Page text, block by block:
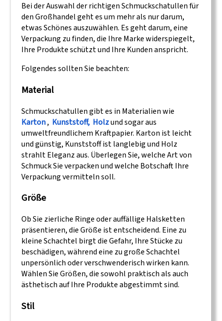
Bei der Auswahl der richtigen Schmuckschatullen für
den Großhandel geht es um mehr als nur darum,
etwas Schönes auszuwählen. Es geht darum, eine
Verpackung zu finden, die Ihre Marke widerspiegelt,
Ihre Produkte schützt und Ihre Kunden anspricht.
Folgendes sollten Sie beachten:
Material
Schmuckschatullen gibt es in Materialien wie
Karton, Kunststoff, Holzund sogar aus
umweltfreundlichem Kraftpapier. Karton ist leicht
und günstig, Kunststoff ist langlebig und Holz
strahlt Eleganz aus. Überlegen Sie, welche Art von
Schmuck Sie verpacken und welche Botschaft Ihre
Verpackung vermitteln soll.
Größe
Ob Sie zierliche Ringe oder auffällige Halsketten
präsentieren, die Größe ist entscheidend. Eine zu
kleine Schachtel birgt die Gefahr, Ihre Stücke zu
beschädigen, während eine zu große Schachtel
unpersönlich oder verschwenderisch wirken kann.
Wählen Sie Größen, die sowohl praktisch als auch
ästhetisch auf Ihre Produkte abgestimmt sind.
Stil